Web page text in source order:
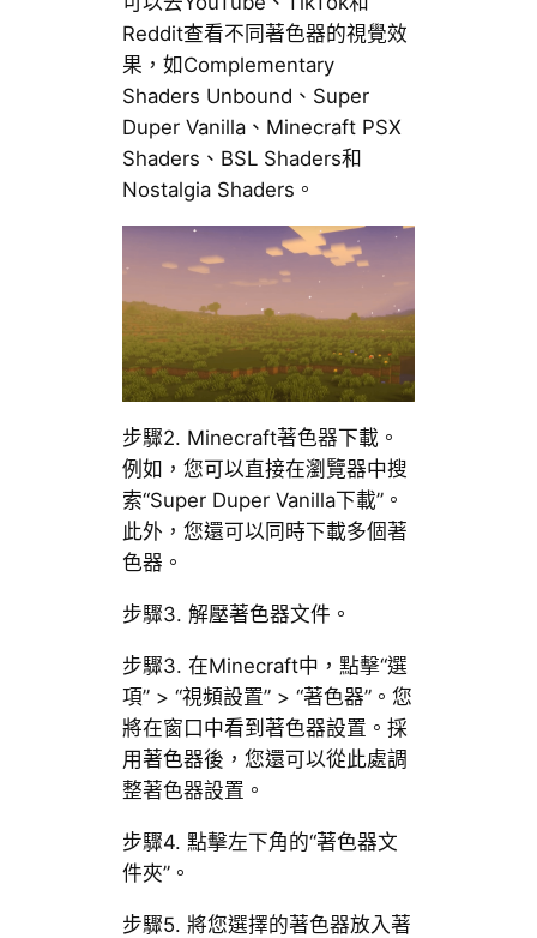
Reddit查看不同著色器的視覺效
果，如Complementary
Shaders Unbound、Super
Duper Vanilla、Minecraft PSX
Shaders、BSL Shaders和
Nostalgia Shaders。
步驟2. Minecraft著色器下載。
例如，您可以直接在瀏覽器中搜
索“Super Duper Vanilla下載”。
此外，您還可以同時下載多個著
色器。
步驟3. 解壓著色器文件。
步驟3. 在Minecraft中，點擊“選
項” > “視頻設置” > “著色器”。您
將在窗口中看到著色器設置。採
用著色器後，您還可以從此處調
整著色器設置。
步驟4. 點擊左下角的“著色器文
件夾”。
步驟5. 將您選擇的著色器放入著